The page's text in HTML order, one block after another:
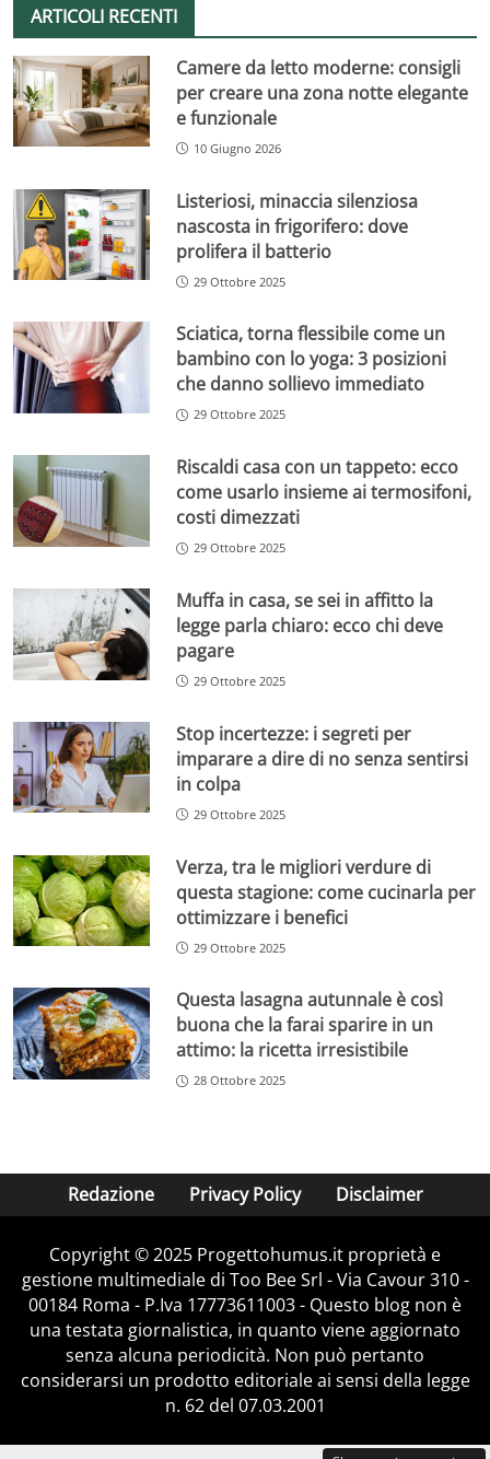
ARTICOLI RECENTI
Camere da letto moderne: consigli
per creare una zona notte elegante
e funzionale
10 Giugno 2026
Listeriosi, minaccia silenziosa
nascosta in frigorifero: dove
prolifera il batterio
29 Ottobre 2025
Sciatica, torna flessibile come un
bambino con lo yoga: 3 posizioni
che danno sollievo immediato
29 Ottobre 2025
Riscaldi casa con un tappeto: ecco
come usarlo insieme ai termosifoni,
costi dimezzati
29 Ottobre 2025
Muffa in casa, se sei in affitto la
legge parla chiaro: ecco chi deve
pagare
29 Ottobre 2025
Stop incertezze: i segreti per
imparare a dire di no senza sentirsi
in colpa
29 Ottobre 2025
Verza, tra le migliori verdure di
questa stagione: come cucinarla per
ottimizzare i benefici
29 Ottobre 2025
Questa lasagna autunnale è così
buona che la farai sparire in un
attimo: la ricetta irresistibile
28 Ottobre 2025
Redazione Privacy Policy Disclaimer
Copyright © 2025 Progettohumus.it proprietà e
gestione multimediale di Too Bee Srl - Via Cavour 310 -
00184 Roma - P.Iva 17773611003 - Questo blog non è
una testata giornalistica, in quanto viene aggiornato
senza alcuna periodicità. Non può pertanto
considerarsi un prodotto editoriale ai sensi della legge
n. 62 del 07.03.2001